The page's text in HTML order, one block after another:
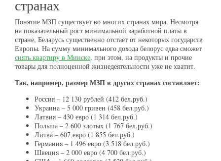
странах
Понятие МЗП существует во многих странах мира. Несмотря
на показательный рост минимальной заработной платы в
стране, Беларусь существенно отстаёт от некоторых государств
Европы. На сумму минимального дохода белорус едва сможет
снять квартиру в Минске, при этом, на продукты и прочие
товары для полноценной жизнедеятельности уже не хватит.
Так, например, размер МЗП в других странах составляет:
Россия – 12 130 рублей (412 бел.руб.)
Украина – 5 000 гривен (458 бел.руб.)
Латвия – 430 евро (1 314 бел.руб.)
Польша – 2 600 злотых (1 767 бел.руб.)
Литва – 607 евро (1 855 бел.руб.)
Германия – 1 496 евро (3 518 бел.руб.)
Швеция – 2 000 евро (4 700 бел.руб.)